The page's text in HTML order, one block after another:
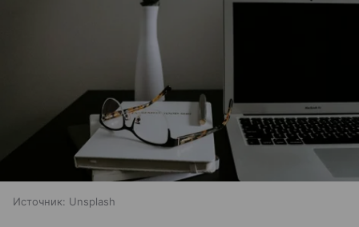
Источник: Unsplash